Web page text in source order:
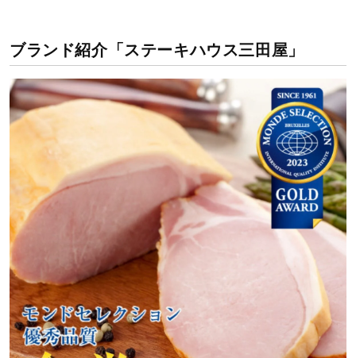
ブランド紹介「ステーキハウス三田屋」